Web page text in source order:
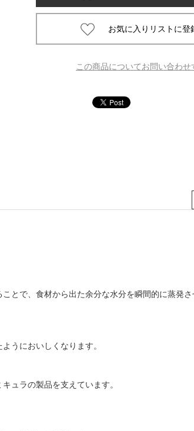
この商品についてお問い合わせ
とで、食材から出た余分な水分を瞬間的に蒸発
うにおいしくなります。
ュラの製品を支えています。